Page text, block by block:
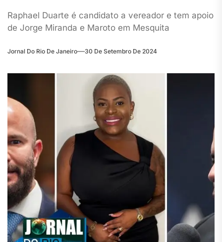
Raphael Duarte é candidato a vereador e tem apoio
de Jorge Miranda e Maroto em Mesquita
Jornal Do Rio De Janeiro 30 De Setembro De 2024